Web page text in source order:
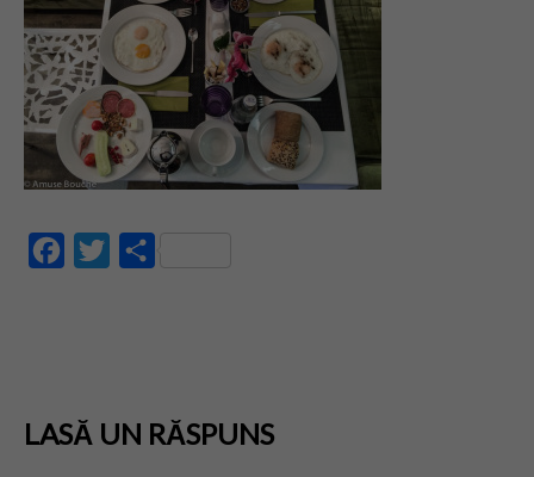
FacebookTwitter
LASĂ UN RĂSPUNS